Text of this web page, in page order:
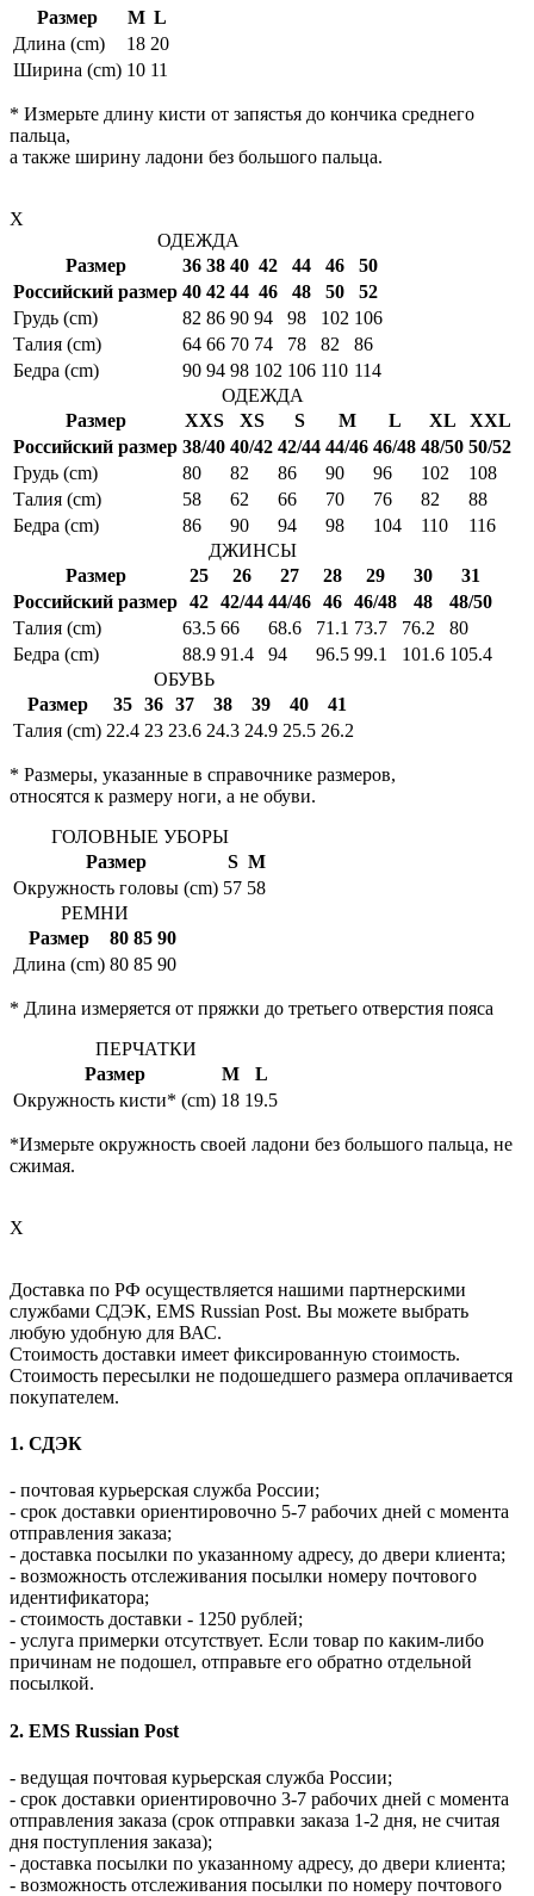
Размер
M L
Длина (cm)
18 20
Ширина (cm) 10 11
* Измерьте длину кисти от запястья до кончика среднего
пальца,
а также ширину ладони без большого пальца.
X
ОДЕЖДА
Размер
36 38 40 42 44 46
50
Российский размер 40 42 44 46 48 50
52
Грудь (cm)
82 86 90 94 98 102 106
Талия (cm)
64 66 70 74 78 82
86
Бедра (cm)
90 94 98 102 106 110 114
ОДЕЖДА
Размер
XXS XS S M L XL
XXL
Российский размер 38/40 40/42 42/44 44/46 46/48 48/50 50/52
Грудь (cm)
80 82 86 90 96 102
108
Талия (cm)
58 62 66 70 76 82
88
Бедра (cm)
86 90 94 98 104 110
116
ДЖИНСЫ
Размер
25 26 27 28 29 30
31
Российский размер 42 42/44 44/46 46 46/48 48
48/50
Талия (cm)
63.5 66 68.6 71.1 73.7 76.2
80
Бедра (cm)
88.9 91.4 94 96.5 99.1 101.6 105.4
ОБУВЬ
Размер
35 36 37 38 39 40
41
Талия (cm) 22.4 23 23.6 24.3 24.9 25.5 26.2
* Размеры, указанные в справочнике размеров,
относятся к размеру ноги, а не обуви.
ГОЛОВНЫЕ УБОРЫ
Размер
S M
Окружность головы (cm) 57 58
РЕМНИ
Размер
80 85 90
Длина (cm) 80 85 90
* Длина измеряется от пряжки до третьего отверстия пояса
ПЕРЧАТКИ
Размер
M
L
Окружность кисти* (cm) 18 19.5
*Измерьте окружность своей ладони без большого пальца, не
сжимая.
X
Доставка по РФ осуществляется нашими партнерскими
службами СДЭК, EMS Russian Post. Вы можете выбрать
любую удобную для ВАС.
Стоимость доставки имеет фиксированную стоимость.
Стоимость пересылки не подошедшего размера оплачивается
покупателем.
1. СДЭК
- почтовая курьерская служба России;
- срок доставки ориентировочно 5-7 рабочих дней с момента
отправления заказа;
- доставка посылки по указанному адресу, до двери клиента;
- возможность отслеживания посылки номеру почтового
идентификатора;
- стоимость доставки - 1250 рублей;
- услуга примерки отсутствует. Если товар по каким-либо
причинам не подошел, отправьте его обратно отдельной
посылкой.
2. EMS Russian Post
- ведущая почтовая курьерская служба России;
- срок доставки ориентировочно 3-7 рабочих дней с момента
отправления заказа (срок отправки заказа 1-2 дня, не считая
дня поступления заказа);
- доставка посылки по указанному адресу, до двери клиента;
- возможность отслеживания посылки по номеру почтового